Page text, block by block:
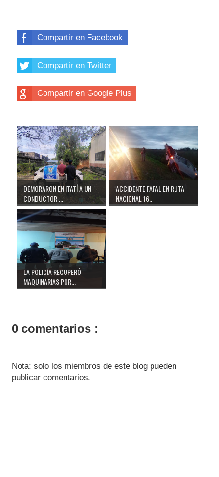
Compartir en Facebook
Compartir en Twitter
Compartir en Google Plus
DEMORARON EN ITATÍ A UN
CONDUCTOR ...
ACCIDENTE FATAL EN RUTA
NACIONAL 16...
LA POLICÍA RECUPERÓ
MAQUINARIAS POR...
0 comentarios :
Nota: solo los miembros de este blog pueden
publicar comentarios.